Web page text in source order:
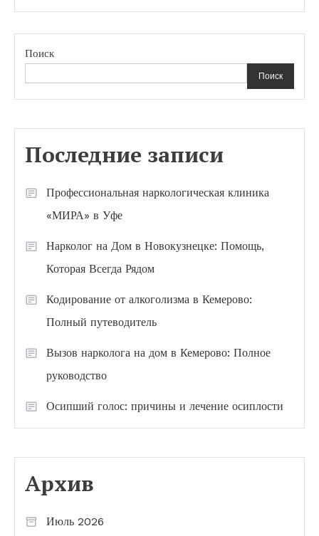
Поиск
Поиск
Последние записи
Профессиональная наркологическая клиника
«МИРА» в Уфе
Нарколог на Дом в Новокузнецке: Помощь,
Которая Всегда Рядом
Кодирование от алкоголизма в Кемерово:
Полный путеводитель
Вызов нарколога на дом в Кемерово: Полное
руководство
Осипший голос: причины и лечение осиплости
Архив
Июль 2026